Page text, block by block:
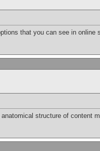
that you can see in
structure of content